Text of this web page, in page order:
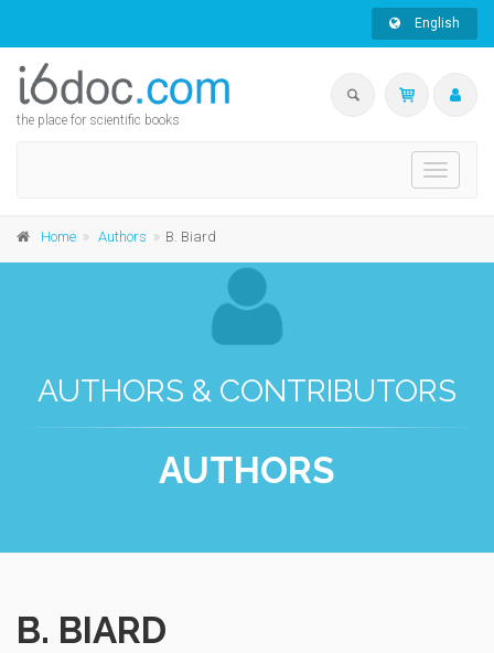
English
the place for scientific books
Toggle
Home Authors B. Biard
AUTHORS & CONTRIBUTORS
AUTHORS
B. BIARD